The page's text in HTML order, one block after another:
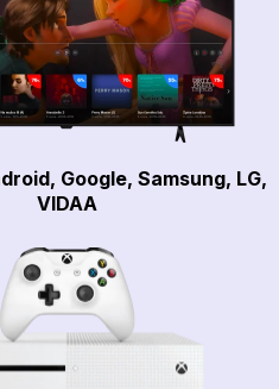
Google, Samsung, LG,
VIDAA